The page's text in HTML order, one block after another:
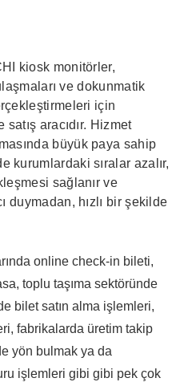
kiosk monitörler,
ve dokunmatik
için
aracıdır. Hizmet
büyük paya sahip
kurumlardaki sıralar azalır,
sağlanır ve
duymadan, hızlı bir şekilde
online check-in bileti,
toplu taşıma sektöründe
bilet satın alma işlemleri,
fabrikalarda üretim takip
yön bulmak ya da
işlemleri gibi gibi pek çok